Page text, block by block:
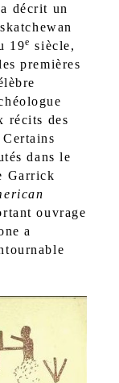
décrit un
19e siècle,
premières
récits des
dans le
Garrick
ouvrage
a